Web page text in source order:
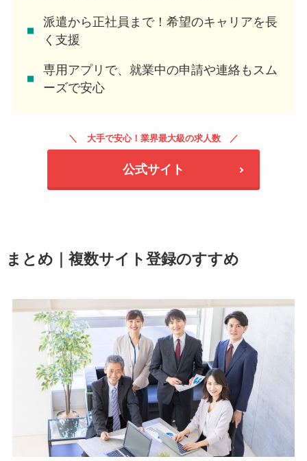
派遣から正社員まで！希望のキャリアを長
く支援
専用アプリで、就業中の申請や連絡もスム
ーズで安心
大手で安心！業界最大級の求人数
公式サイト
まとめ｜複数サイト登録のすすめ